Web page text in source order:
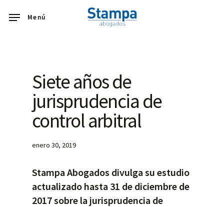
Menú
Siete años de
jurisprudencia de
control arbitral
enero 30, 2019
Stampa Abogados divulga su estudio
actualizado hasta 31 de diciembre de
2017 sobre la jurisprudencia de